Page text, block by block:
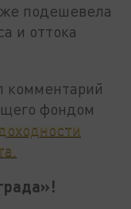
подешевела
и оттока
комментарий
фондом
доходности